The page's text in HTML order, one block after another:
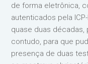
de forma eletrônica,
autenticados pela
quase duas décadas,
contudo, para que
presença de duas